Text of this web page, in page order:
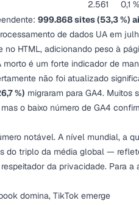
2.561
0,1 %
999.868 sites (53,3 %)
de dados UA em
no HTML, adicionando peso à
morto é um forte indicador de
não foi atualizado
%) migraram para GA4.
o baixo número de GA4
notável. A nível mundial, a
do triplo da média global —
da privacidade. Para
domina, TikTok emerge